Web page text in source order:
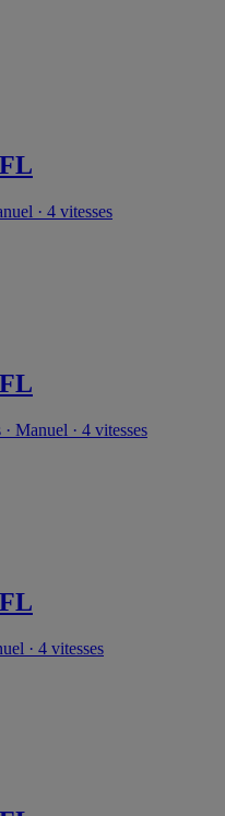
· 4 vitesses
Manuel · 4 vitesses
· 4 vitesses